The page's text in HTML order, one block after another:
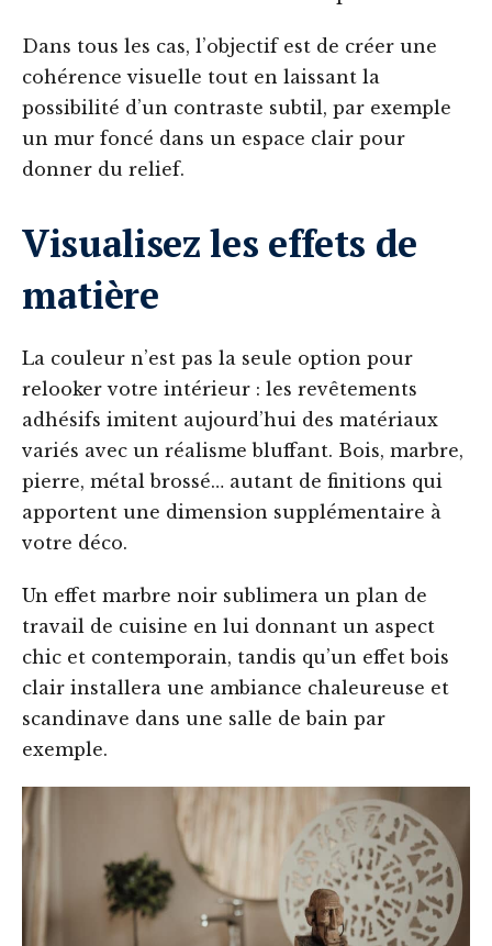
Dans tous les cas, l’objectif est de créer une
cohérence visuelle tout en laissant la
possibilité d’un contraste subtil, par exemple
un mur foncé dans un espace clair pour
donner du relief.
Visualisez les effets de
matière
La couleur n’est pas la seule option pour
relooker votre intérieur : les revêtements
adhésifs imitent aujourd’hui des matériaux
variés avec un réalisme bluffant. Bois, marbre,
pierre, métal brossé… autant de finitions qui
apportent une dimension supplémentaire à
votre déco.
Un effet marbre noir sublimera un plan de
travail de cuisine en lui donnant un aspect
chic et contemporain, tandis qu’un effet bois
clair installera une ambiance chaleureuse et
scandinave dans une salle de bain par
exemple.